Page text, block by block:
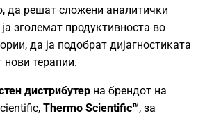
да решат сложени аналитички
зголемат продуктивноста во
да ја подобрат дијагностиката
нови терапии.
дистрибутер на брендот на
Thermo Scientific™, за